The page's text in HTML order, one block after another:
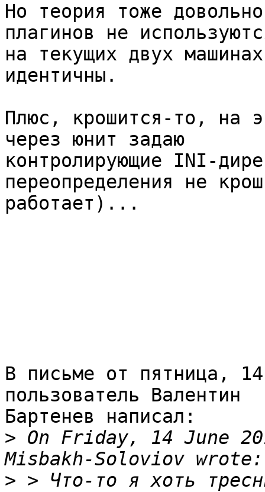
Но теория тоже
плагинов не
на текущих двух
идентичны.
Плюс, крошится-то, на
через юнит задаю
контролирующие INI-
переопределения не
работает)...
В письме от пятница,
пользователь Валентин
Бартенев написал:
> On Friday, 14 June
> > Что-то я хоть